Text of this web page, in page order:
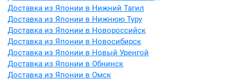
Доставка из Японии в Нижний Тагил
Доставка из Японии в Нижнюю Туру
Доставка из Японии в Новороссийск
Доставка из Японии в Новосибирск
Доставка из Японии в Новый Уренгой
Доставка из Японии в Обнинск
Доставка из Японии в Омск